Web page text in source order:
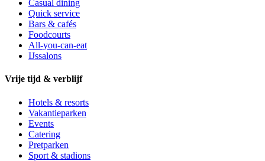
Casual dining
Quick service
Bars & cafés
Foodcourts
All-you-can-eat
IJssalons
Vrije tijd & verblijf
Hotels & resorts
Vakantieparken
Events
Catering
Pretparken
Sport & stadions